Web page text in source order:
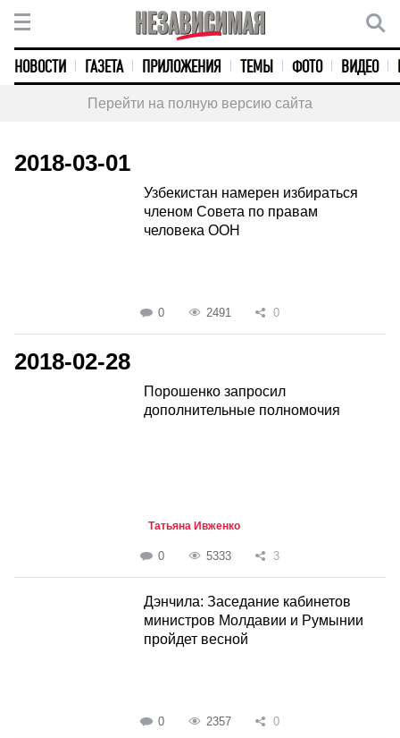
НОВОСТИ ГАЗЕТА ПРИЛОЖЕНИЯ ТЕМЫ ФОТО ВИДЕО
Перейти на полную версию сайта
2018-03-01
Узбекистан намерен избираться
членом Совета по правам
человека ООН
0 2491 0
2018-02-28
Порошенко запросил
дополнительные полномочия
Татьяна Ивженко
0 5333 3
Дэнчила: Заседание кабинетов
министров Молдавии и Румынии
пройдет весной
0 2357 0